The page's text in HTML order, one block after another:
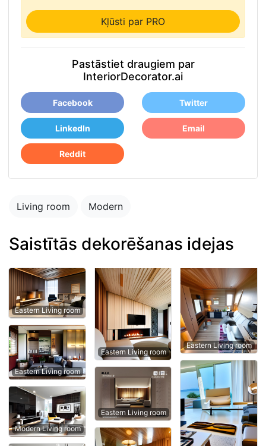
Kļūsti par PRO
Pastāstiet draugiem par
InteriorDecorator.ai
Facebook Twitter
LinkedIn Email
Reddit
Living room Modern
Saistītās dekorēšanas idejas
Eastern Living room
Eastern Living room
Modern Living room
Eastern Living room
Eastern Living room
Eastern Living room